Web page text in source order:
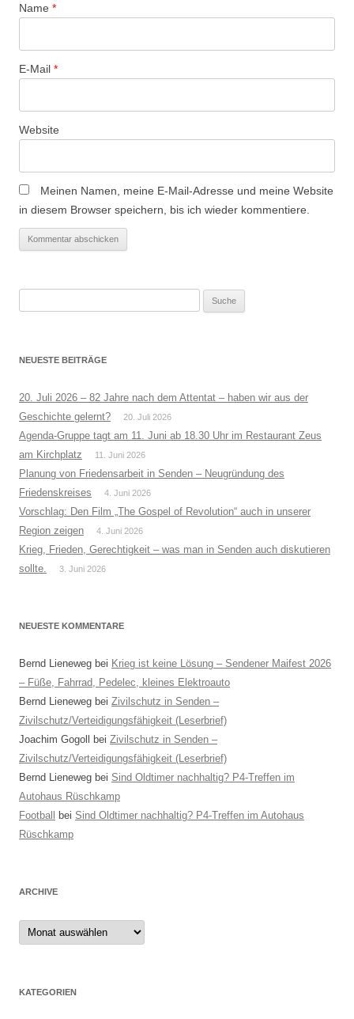
t
o
Name *
E-Mail *
Website
Meinen Namen, meine E-Mail-Adresse und meine Website
in diesem Browser speichern, bis ich wieder kommentiere.
nach:
NEUESTE BEITRÄGE
20. Juli 2026 – 82 Jahre nach dem Attentat – haben wir aus der
Geschichte gelernt?
20. Juli 2026
Agenda-Gruppe tagt am 11. Juni ab 18.30 Uhr im Restaurant Zeus
am Kirchplatz
11. Juni 2026
Planung von Friedensarbeit in Senden – Neugründung des
Friedenskreises
4. Juni 2026
Vorschlag: Den Film „The Gospel of Revolution“ auch in unserer
Region zeigen
4. Juni 2026
Krieg, Frieden, Gerechtigkeit – was man in Senden auch diskutieren
sollte.
3. Juni 2026
NEUESTE KOMMENTARE
Bernd Lieneweg bei Krieg ist keine Lösung – Sendener Maifest 2026
– Füße, Fahrrad, Pedelec, kleines Elektroauto
Bernd Lieneweg bei Zivilschutz in Senden –
Zivilschutz/Verteidigungsfähigkeit (Leserbrief)
Joachim Gogoll bei Zivilschutz in Senden –
Zivilschutz/Verteidigungsfähigkeit (Leserbrief)
Bernd Lieneweg bei Sind Oldtimer nachhaltig? P4-Treffen im
Autohaus Rüschkamp
Football bei Sind Oldtimer nachhaltig? P4-Treffen im Autohaus
Rüschkamp
ARCHIVE
Archive
KATEGORIEN